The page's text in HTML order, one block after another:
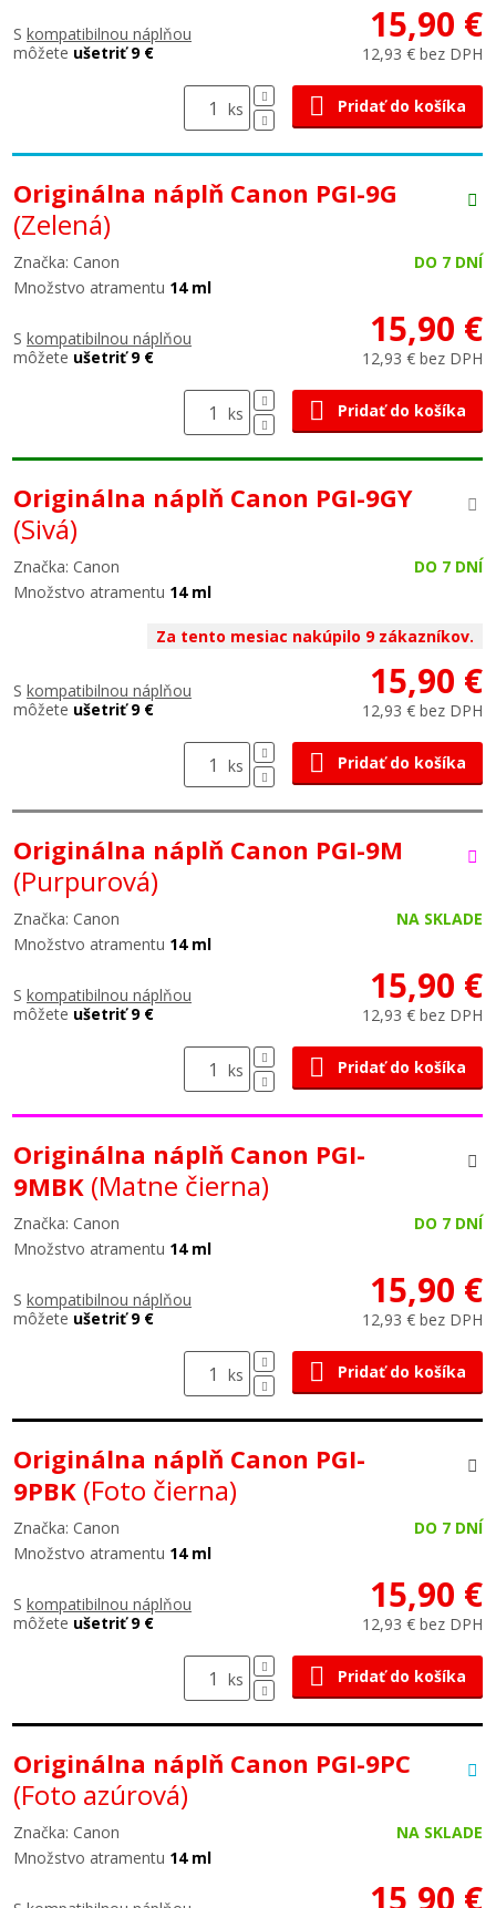
S kompatibilnou náplňou
môžete ušetriť 9 €
15,90 €
12,93 € bez DPH
ks Pridať do košíka
Originálna náplň Canon PGI-9G
(Zelená)
Značka: Canon
DO 7 DNÍ
Množstvo atramentu 14 ml
S kompatibilnou náplňou
môžete ušetriť 9 €
15,90 €
12,93 € bez DPH
ks Pridať do košíka
Originálna náplň Canon PGI-9GY
(Sivá)
Značka: Canon
DO 7 DNÍ
Množstvo atramentu 14 ml
Za tento mesiac nakúpilo 9 zákazníkov.
S kompatibilnou náplňou
môžete ušetriť 9 €
15,90 €
12,93 € bez DPH
ks Pridať do košíka
Originálna náplň Canon PGI-9M
(Purpurová)
Značka: Canon
NA SKLADE
Množstvo atramentu 14 ml
S kompatibilnou náplňou
môžete ušetriť 9 €
15,90 €
12,93 € bez DPH
ks Pridať do košíka
Originálna náplň Canon PGI-
9MBK (Matne čierna)
Značka: Canon
DO 7 DNÍ
Množstvo atramentu 14 ml
S kompatibilnou náplňou
môžete ušetriť 9 €
15,90 €
12,93 € bez DPH
ks Pridať do košíka
Originálna náplň Canon PGI-
9PBK (Foto čierna)
Značka: Canon
DO 7 DNÍ
Množstvo atramentu 14 ml
S kompatibilnou náplňou
môžete ušetriť 9 €
15,90 €
12,93 € bez DPH
ks Pridať do košíka
Originálna náplň Canon PGI-9PC
(Foto azúrová)
Značka: Canon
NA SKLADE
Množstvo atramentu 14 ml
15,90 €